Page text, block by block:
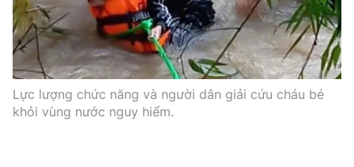
0901 514 7990915 057 282
Email: bandoc@baoxaydung.vn
Cấm sao chép dưới mọi hình thức nếu không có sự
chấp thuận bằng văn bản.
Lực lượng chức năng và người dân giải cứu cháu bé
khỏi vùng nước nguy hiểm.